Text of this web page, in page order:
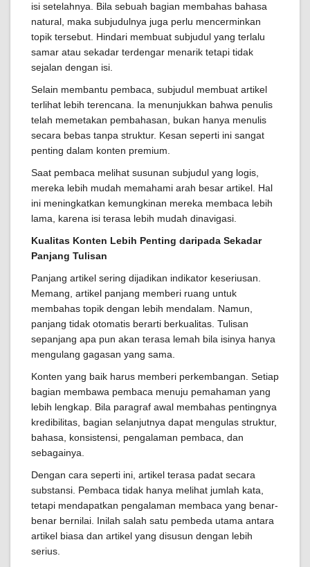
isi setelahnya. Bila sebuah bagian membahas bahasa
natural, maka subjudulnya juga perlu mencerminkan
topik tersebut. Hindari membuat subjudul yang terlalu
samar atau sekadar terdengar menarik tetapi tidak
sejalan dengan isi.
Selain membantu pembaca, subjudul membuat artikel
terlihat lebih terencana. Ia menunjukkan bahwa penulis
telah memetakan pembahasan, bukan hanya menulis
secara bebas tanpa struktur. Kesan seperti ini sangat
penting dalam konten premium.
Saat pembaca melihat susunan subjudul yang logis,
mereka lebih mudah memahami arah besar artikel. Hal
ini meningkatkan kemungkinan mereka membaca lebih
lama, karena isi terasa lebih mudah dinavigasi.
Kualitas Konten Lebih Penting daripada Sekadar
Panjang Tulisan
Panjang artikel sering dijadikan indikator keseriusan.
Memang, artikel panjang memberi ruang untuk
membahas topik dengan lebih mendalam. Namun,
panjang tidak otomatis berarti berkualitas. Tulisan
sepanjang apa pun akan terasa lemah bila isinya hanya
mengulang gagasan yang sama.
Konten yang baik harus memberi perkembangan. Setiap
bagian membawa pembaca menuju pemahaman yang
lebih lengkap. Bila paragraf awal membahas pentingnya
kredibilitas, bagian selanjutnya dapat mengulas struktur,
bahasa, konsistensi, pengalaman pembaca, dan
sebagainya.
Dengan cara seperti ini, artikel terasa padat secara
substansi. Pembaca tidak hanya melihat jumlah kata,
tetapi mendapatkan pengalaman membaca yang benar-
benar bernilai. Inilah salah satu pembeda utama antara
artikel biasa dan artikel yang disusun dengan lebih
serius.